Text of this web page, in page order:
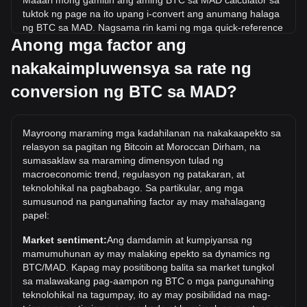
tuktok ng page na ito upang i-convert ang anumang halaga
ng BTC sa MAD. Nagsama rin kami ng mga quick-reference
na talahanayan para sa mga pinakasikat na conversion.
Halimbawa, ang 5 MAD ay katumbas ng 0.{5}8280 BTC,
habang ang 5 BTC ay nagkakahalaga ng
Ang all-time high price ng 1 BTC sa MAD ay
د.م.1,174,273.04. Ito ay nananatiling upang makita kung
ang halaga ng 1 BTC/MAD ay lalampas sa kasalukuyang
mataas sa lahat ng oras.
Ano ang trend ng presyo ng sa MAD?
ay tumaas ng 3.10%. Sa nakalipas na buwan, ang
exchange rate ng Bitcoin (BTC) ay tumaas ng 4.40% laban
sa Moroccan Dirham (MAD).
Anong mga factor ang
nakakaimpluwensya sa rate ng
conversion ng BTC sa MAD?
Mayroong maraming mga kadahilanan na nakakaapekto sa
relasyon sa pagitan ng Bitcoin at Moroccan Dirham, na
sumasaklaw sa maraming dimensyon tulad ng
macroeconomic trend, regulasyon ng patakaran, at
teknolohikal na pagbabago. Sa partikular, ang mga
sumusunod na pangunahing factor ay may mahalagang
papel:
Market sentiment:Ang damdamin at kumpiyansa ng
mamumuhunan ay may malaking epekto sa dynamics ng
BTC/MAD. Kapag may positibong balita sa market tungkol
sa malawakang pag-aampon ng BTC o mga pangunahing
teknolohikal na tagumpay, ito ay may posibilidad na mag-